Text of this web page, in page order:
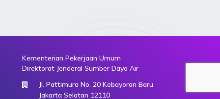
Kementerian Pekerjaan Umum
Direktorat Jenderal Sumber Daya Air
Jl. Pattimura No. 20 Kebayoran Baru
Jakarta Selatan 12110